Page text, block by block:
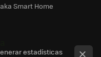
Smart Home
estadísticas